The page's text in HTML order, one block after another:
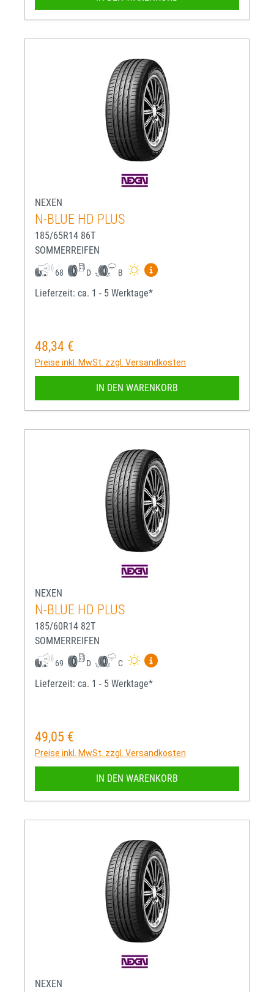
NEXEN
N-BLUE HD PLUS
185/65R14 86T
SOMMERREIFEN
68 D B
Mehr Informationen zum
Lieferzeit: ca. 1 - 5 Werktage*
Regulärer Preis:
48,34 €
Preise inkl. MwSt. zzgl. Versandkosten
IN DEN WARENKORB
NEXEN
N-BLUE HD PLUS
185/60R14 82T
SOMMERREIFEN
69 D C
Mehr Informationen zum
Lieferzeit: ca. 1 - 5 Werktage*
Regulärer Preis:
49,05 €
Preise inkl. MwSt. zzgl. Versandkosten
IN DEN WARENKORB
NEXEN